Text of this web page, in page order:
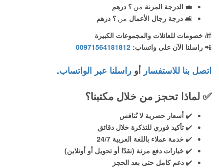
💼 الدرجة المرنة من ؟ درهم
🛋️ درجة رجال الأعمال من ؟ درهم
🎁 خصومات للعائلات والمجموعات الكبيرة
📲 راسلنا الآن على واتساب: 00971564181812
اتصل بنا للاستفسار أو راسلنا عبر الواتساب.
✅ لماذا تحجز من خلال مكتبنا؟
✔️ أسعار حصرية لا تُنافس
✔️ تأكيد فوري للتذكرة خلال دقائق
✔️ خدمة عملاء باللغة العربية 24/7
✔️ خيارات دفع مرنة (نقدًا أو تحويل أو أونلاين)
✔️ دعم كامل حتى بعد الحجز